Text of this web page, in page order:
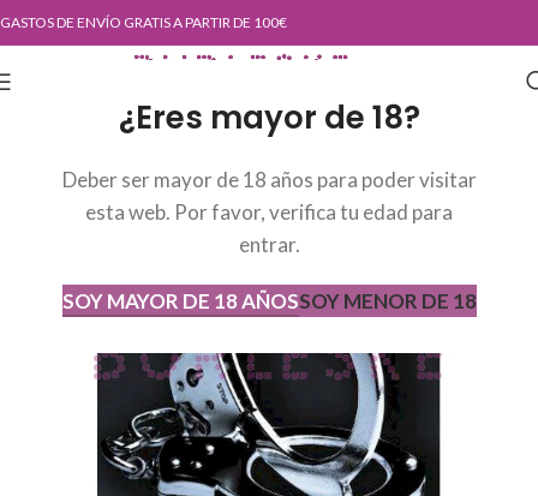
¿Eres mayor de 18?
Deber ser mayor de 18 años para poder visitar
esta web. Por favor, verifica tu edad para
entrar.
SOY MAYOR DE 18 AÑOSSOY MENOR DE 18
GASTOS DE ENVÍO GRATIS A PARTIR DE 100€